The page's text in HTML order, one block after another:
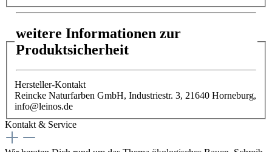
weitere Informationen zur
Produktsicherheit
Hersteller-Kontakt
Reincke Naturfarben GmbH, Industriestr. 3, 21640 Horneburg,
info@leinos.de
Kontakt & Service